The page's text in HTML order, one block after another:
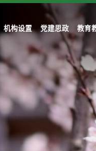
机构设置 党建思政 教育